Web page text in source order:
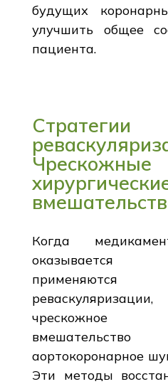
будущих
улучшить общее
пациента.
Стратегии
Когда
оказывается
чрескожное
аортокоронарное
Эти методы